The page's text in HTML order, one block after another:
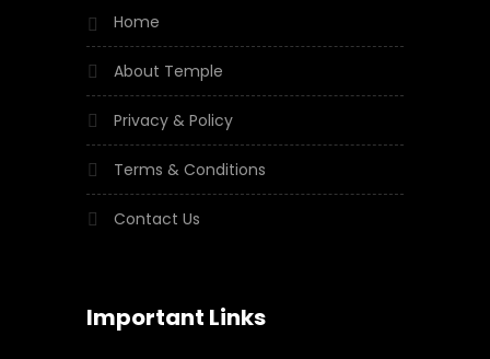
Home
About Temple
Privacy & Policy
Terms & Conditions
Contact Us
Important Links